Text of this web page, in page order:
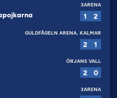
3ARENA
1 2
GULDFÅGELN ARENA, KALMAR
2 1
ÖRJANS VALL
2 0
3ARENA